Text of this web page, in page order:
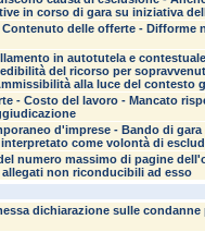
in corso di gara su iniziativa
delle offerte -
in autotutela e
del ricorso per
alla luce del contesto
- Costo del lavoro - Mancato
d'imprese - Bando di
come volontà di
numero massimo di pagine
non riconducibili ad esso
dichiarazione sulle